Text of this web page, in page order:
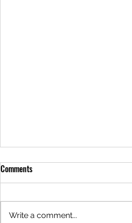
Comments
Write a comment...